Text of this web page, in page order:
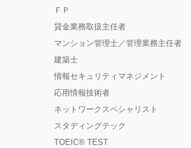
ＦＰ
貸金業務取扱主任者
マンション管理士／管理業務主任者
建築士
情報セキュリティマネジメント
応用情報技術者
ネットワークスペシャリスト
スタディングテック
TOEIC® TEST